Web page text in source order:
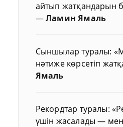
айтып жатқандарын
—Ламин Ямаль
Сыншылар туралы:
нәтиже көрсетіп
Ямаль
Рекордтар туралы:
үшін жасалады —